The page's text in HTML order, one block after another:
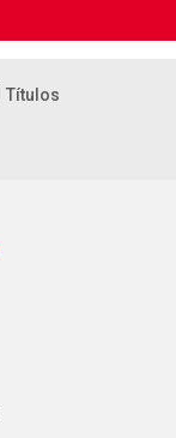
Títulos